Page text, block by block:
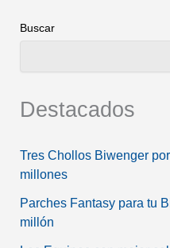
Buscar
Destacados
Tres Chollos Biwenger
millones
Parches Fantasy para tu
millón